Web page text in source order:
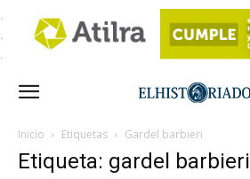
Inicio Etiquetas Gardel barbieri
Etiqueta: gardel barbieri